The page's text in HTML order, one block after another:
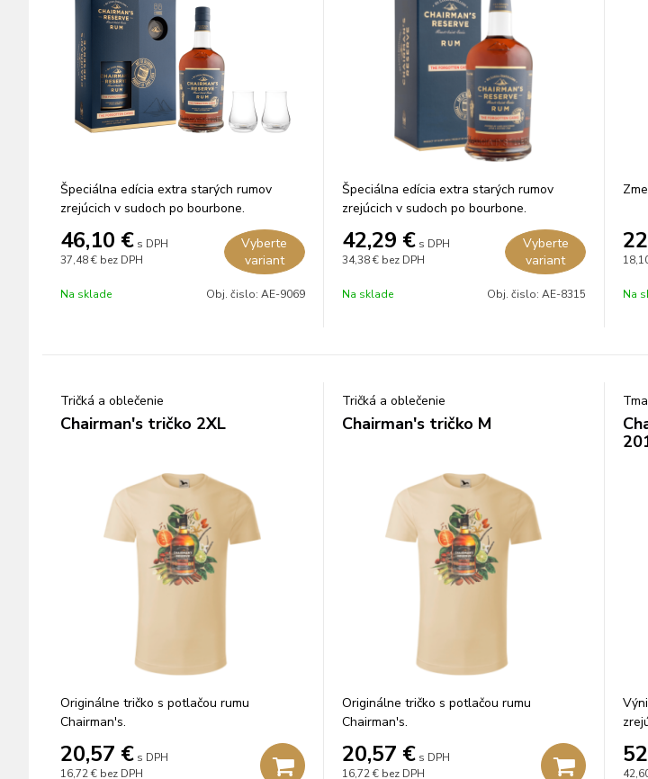
Špeciálna edícia extra starých rumov
zrejúcich v sudoch po bourbone.
46,10 € s DPH
37,48 € bez DPH
Vyberte
variant
Na sklade Obj. čislo: AE-9069
Špeciálna edícia extra starých rumov
zrejúcich v sudoch po bourbone.
42,29 € s DPH
34,38 € bez DPH
Vyberte
variant
Na sklade Obj. čislo: AE-8315 Na
Tričká a oblečenie
Chairman's tričko 2XL
Originálne tričko s potlačou rumu
Chairman's.
20,57 € s DPH
16,72 € bez DPH
Tričká a oblečenie
Chairman's tričko M
Originálne tričko s potlačou rumu
Chairman's.
20,57 € s DPH
16,72 € bez DPH